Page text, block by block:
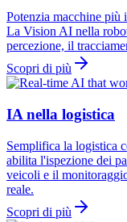
Potenzia macchine
La Vision AI nella
percezione, il
Scopri di più
IA nella logistica
Semplifica la logistica
abilita l'ispezione dei
veicoli e il
reale.
Scopri di più